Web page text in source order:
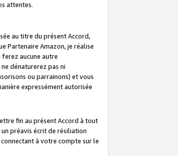
attentes.
au titre du présent Accord,
Partenaire Amazon, je réalise
aucune autre
dénaturerez pas ni
ou parrainons) et vous
expressément autorisée
fin au présent Accord à tout
préavis écrit de résiliation
à votre compte sur le